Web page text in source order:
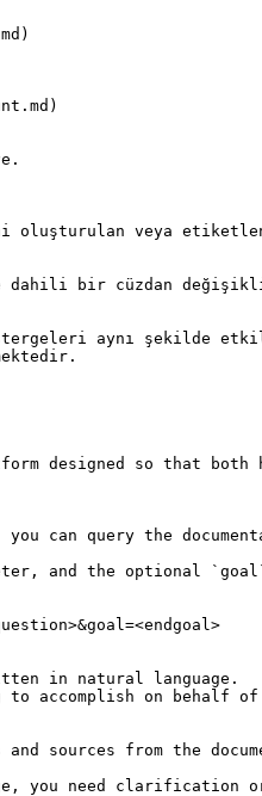
oluşturulan veya
dahili bir cüzdan
aynı şekilde
designed so that both
query the
and the optional
in natural language.
accomplish on behalf
sources from the
you need